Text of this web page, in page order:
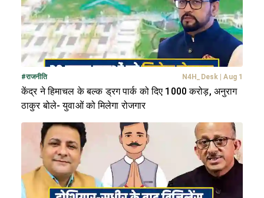
#राजनीति N4H_Desk Aug 1
केंद्र ने हिमाचल के बल्क ड्रग पार्क को दिए 1000 करोड़, अनुराग
ठाकुर बोले- युवाओं को मिलेगा रोजगार